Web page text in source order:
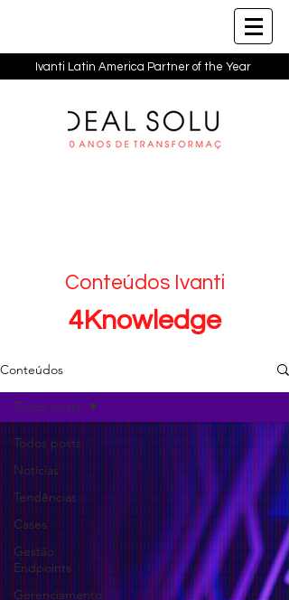
Ivanti Latin America Partner of the Year
Conteúdos Ivanti
4Knowledge
Conteúdos
Todos posts
Notícias
Tendências
Cases
Gestão
Endpoints
Gerenciamento
Todos posts